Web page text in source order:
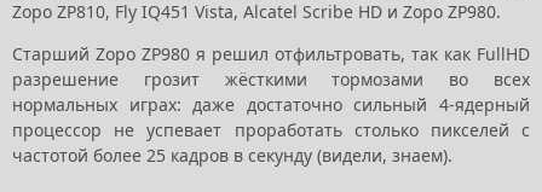
Zopo ZP810, Fly IQ451 Vista, Alcatel Scribe HD и Zopo ZP980.
Старший Zopo ZP980 я решил отфильтровать, так как FullHD
разрешение грозит жёсткими тормозами во всех
нормальных играх: даже достаточно сильный 4-ядерный
процессор не успевает проработать столько пикселей с
частотой более 25 кадров в секунду (видели, знаем).